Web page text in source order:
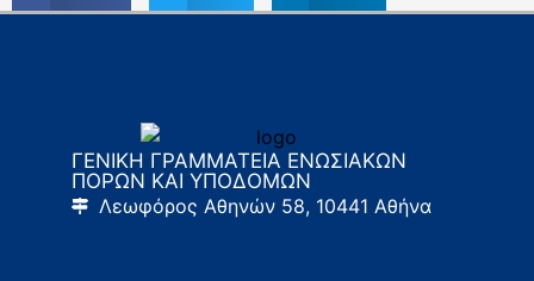
ΓΕΝΙΚΗ ΓΡΑΜΜΑΤΕΙΑ ΕΝΩΣΙΑΚΩΝ
ΠΟΡΩΝ ΚΑΙ ΥΠΟΔΟΜΩΝ
Λεωφόρος Αθηνών 58, 10441 Αθήνα